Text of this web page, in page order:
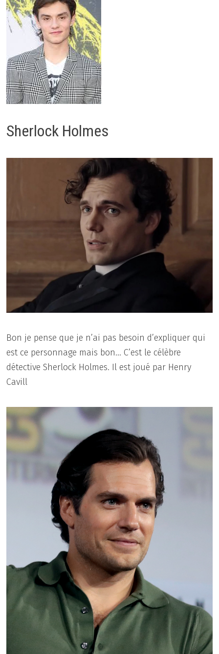
Sherlock Holmes
Bon je pense que je n’ai pas besoin d’expliquer qui
est ce personnage mais bon… C’est le célèbre
détective Sherlock Holmes. Il est joué par Henry
Cavill